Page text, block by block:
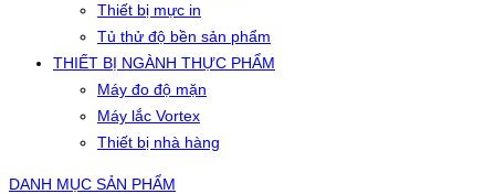
Thiết bị mực in
Tủ thử độ bền sản phẩm
THIẾT BỊ NGÀNH THỰC PHẨM
Máy đo độ mặn
Máy lắc Vortex
Thiết bị nhà hàng
DANH MỤC SẢN PHẨM